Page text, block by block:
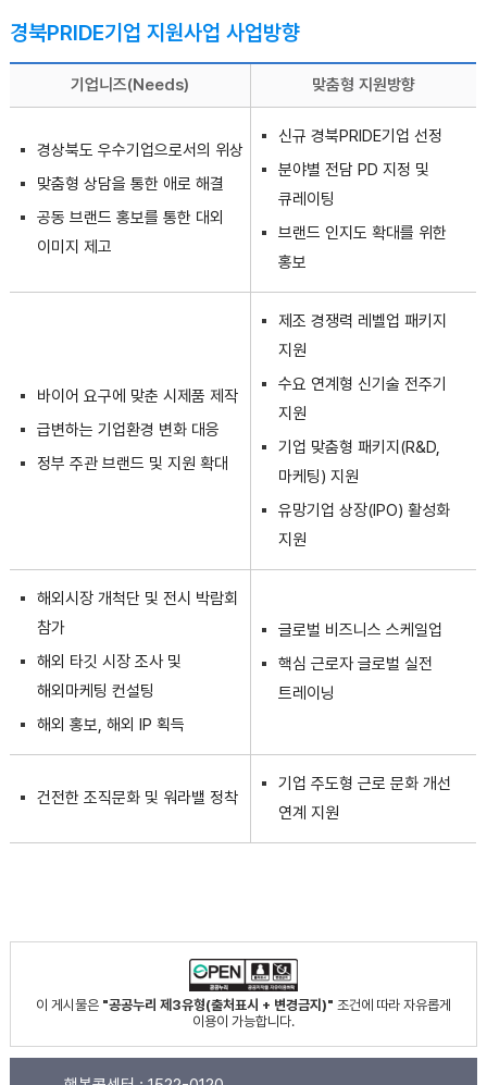
경북PRIDE기업 지원사업 사업방향
기업니즈(Needs) 맞춤형 지원방향
경상북도 우수기업으로서의 위상
맞춤형 상담을 통한 애로 해결
공동 브랜드 홍보를 통한 대외
이미지 제고
신규 경북PRIDE기업 선정
분야별 전담 PD 지정 및
큐레이팅
브랜드 인지도 확대를 위한
홍보
바이어 요구에 맞춘 시제품 제작
급변하는 기업환경 변화 대응
정부 주관 브랜드 및 지원 확대
제조 경쟁력 레벨업 패키지
지원
수요 연계형 신기술 전주기
지원
기업 맞춤형 패키지(R&D,
마케팅) 지원
유망기업 상장(IPO) 활성화
지원
해외시장 개척단 및 전시 박람회
참가
해외 타깃 시장 조사 및
해외마케팅 컨설팅
해외 홍보, 해외 IP 획득
글로벌 비즈니스 스케일업
핵심 근로자 글로벌 실전
트레이닝
건전한 조직문화 및 워라밸 정착
기업 주도형 근로 문화 개선
연계 지원
이 게시물은 "공공누리 제3유형(출처표시 + 변경금지)" 조건에 따라 자유롭게
이용이 가능합니다.